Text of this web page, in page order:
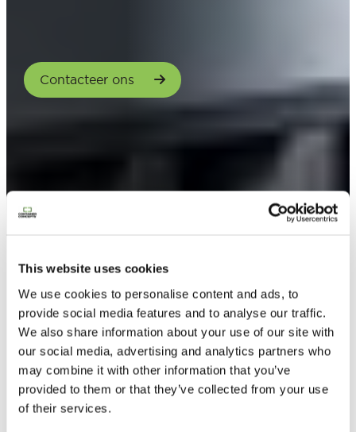
This website uses cookies
We use cookies to personalise content and ads, to
provide social media features and to analyse our traffic.
We also share information about your use of our site with
our social media, advertising and analytics partners who
may combine it with other information that you’ve
provided to them or that they’ve collected from your use
of their services.
Contacteer ons